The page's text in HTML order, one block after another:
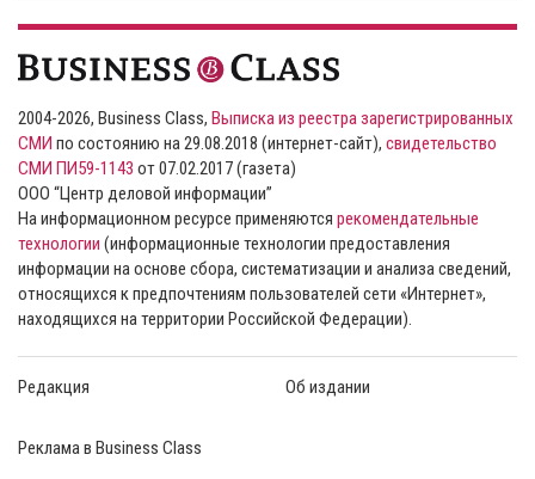
2004-2026, Business Class, Выписка из реестра зарегистрированных
СМИ по состоянию на 29.08.2018 (интернет-сайт), свидетельство
СМИ ПИ59-1143 от 07.02.2017 (газета)
ООО “Центр деловой информации”
На информационном ресурсе применяются рекомендательные
технологии (информационные технологии предоставления
информации на основе сбора, систематизации и анализа сведений,
относящихся к предпочтениям пользователей сети «Интернет»,
находящихся на территории Российской Федерации).
Редакция Об издании
Реклама в Business Class